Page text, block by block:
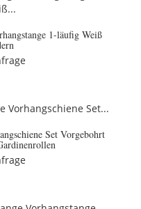
1-läufig Weiß
Set Vorgebohrt